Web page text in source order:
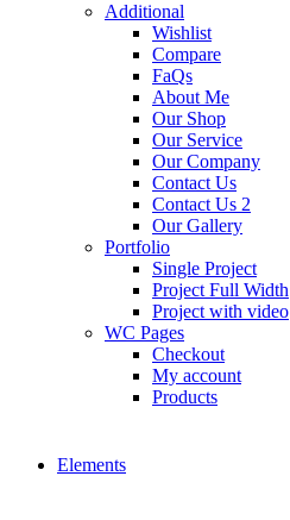
Additional
Wishlist
Compare
FaQs
About Me
Our Shop
Our Service
Our Company
Contact Us
Contact Us 2
Our Gallery
Portfolio
Single Project
Project Full Width
Project with video
WC Pages
Checkout
My account
Products
Elements